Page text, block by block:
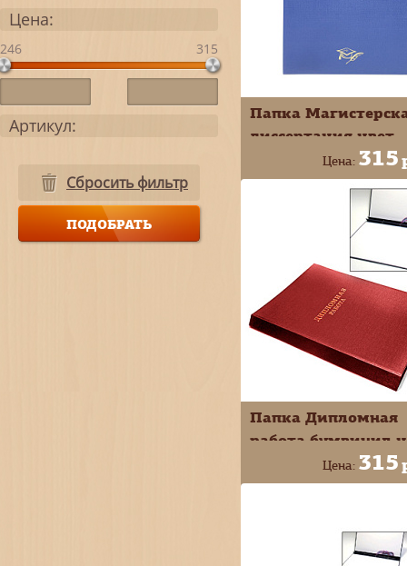
Цена:
246 315
Артикул:
Сбросить фильтр
Папка
диссертация цвет
синий/чёрный
10МР001с*ч
Цена: 315
В
Папка Дипломная
работа бумвинил
красный 10ДР01к
Цена: 315